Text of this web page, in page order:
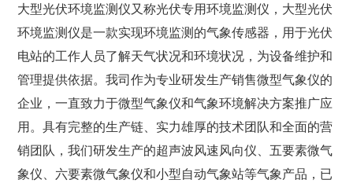
大型光伏环境监测仪又称光伏专用环境监测仪，大型光伏
环境监测仪是一款实现环境监测的气象传感器，用于光伏
电站的工作人员了解天气状况和环境状况，为设备维护和
管理提供依据。我司作为专业研发生产销售微型气象仪的
企业，一直致力于微型气象仪和气象环境解决方案推广应
用。具有完整的生产链、实力雄厚的技术团队和全面的营
销团队，我们研发生产的超声波风速风向仪、五要素微气
象仪、六要素微气象仪和小型自动气象站等气象产品，已